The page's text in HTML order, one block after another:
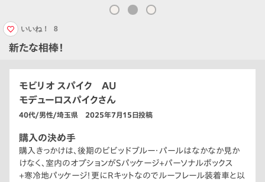
新たな相棒！
いいね！ 8
モビリオ スパイク AU
モデューロスパイクさん
40代/男性/埼玉県 2025年7月15日投稿
購入の決め手
購入きっかけは、後期のビビッドブルー・パールはなかなか見か
けなく、室内のオプションがSパッケージ+パーソナルボックス
+寒冷地パッケージ！更にRキットなのでルーフレール装着車と以